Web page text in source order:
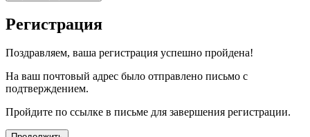
Регистрация
Поздравляем, ваша регистрация успешно пройдена!
На ваш почтовый адрес было отправлено письмо с
подтверждением.
Пройдите по ссылке в письме для завершения регистрации.